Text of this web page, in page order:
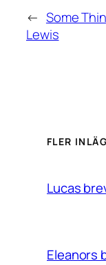
← Some
Lewis
FLER
Lucas
Eleanors